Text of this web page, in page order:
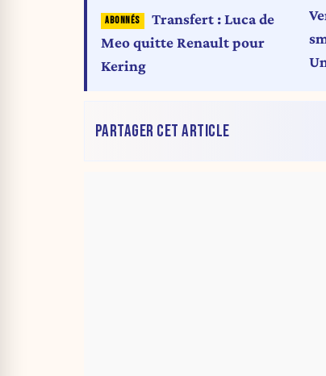
Transfert : Luca de
Meo quitte Renault pour
Kering
PARTAGER CET ARTICLE